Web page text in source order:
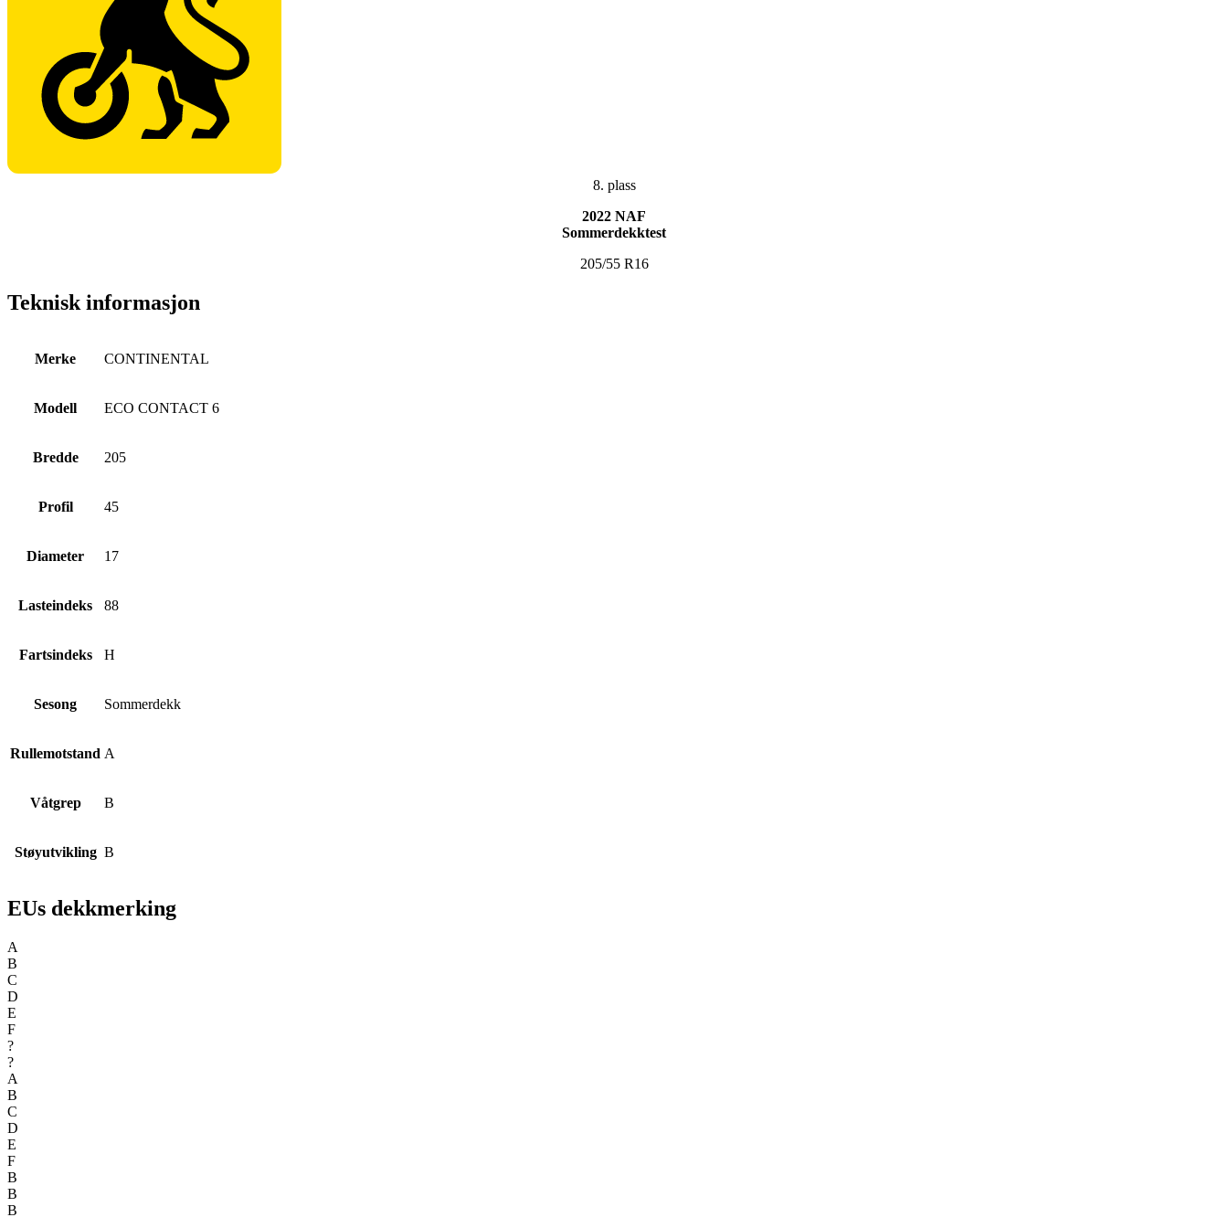
8. plass
2022 NAF
Sommerdekktest
205/55 R16
Teknisk informasjon
Merke CONTINENTAL
Modell ECO CONTACT 6
Bredde 205
Profil 45
Diameter 17
Lasteindeks 88
Fartsindeks H
Sesong Sommerdekk
Rullemotstand A
Våtgrep B
Støyutvikling B
EUs dekkmerking
A
B
C
D
E
F
?
?
A
B
C
D
E
F
B
B
B